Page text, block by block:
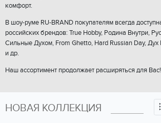
комфорт.
В шоу-руме RU-BRAND покупателям всегда
российских брендов: True Hobby, Родина Внутри,
Сильные Духом, From Ghetto, Hard Russian Day,
и др.
Наш ассортимент продолжает расширяться для Вас!
НОВАЯ КОЛЛЕКЦИЯ